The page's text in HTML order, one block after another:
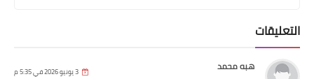
التعليقات
هبه محمد 3 يونيو 2026 في 5:35 م